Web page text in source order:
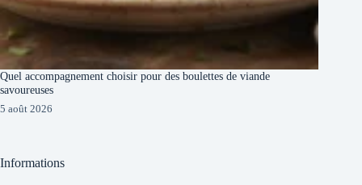
Quel accompagnement choisir pour des boulettes de viande
savoureuses
5 août 2026
Informations